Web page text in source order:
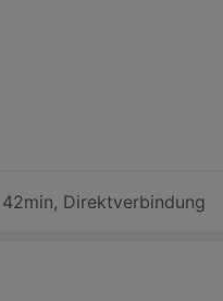
42min, Direktverbindung